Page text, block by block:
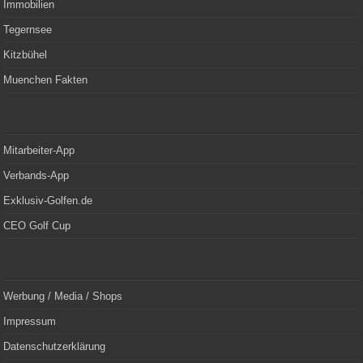
Immobilien
Tegernsee
Kitzbühel
Muenchen Fakten
Mitarbeiter-App
Verbands-App
Exklusiv-Golfen.de
CEO Golf Cup
Werbung / Media / Shops
Impressum
Datenschutzerklärung